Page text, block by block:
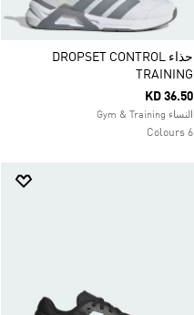
حذاء DROPSET CONTROL
TRAINING
KD 36.50
النساء Gym & Training
6 Colours